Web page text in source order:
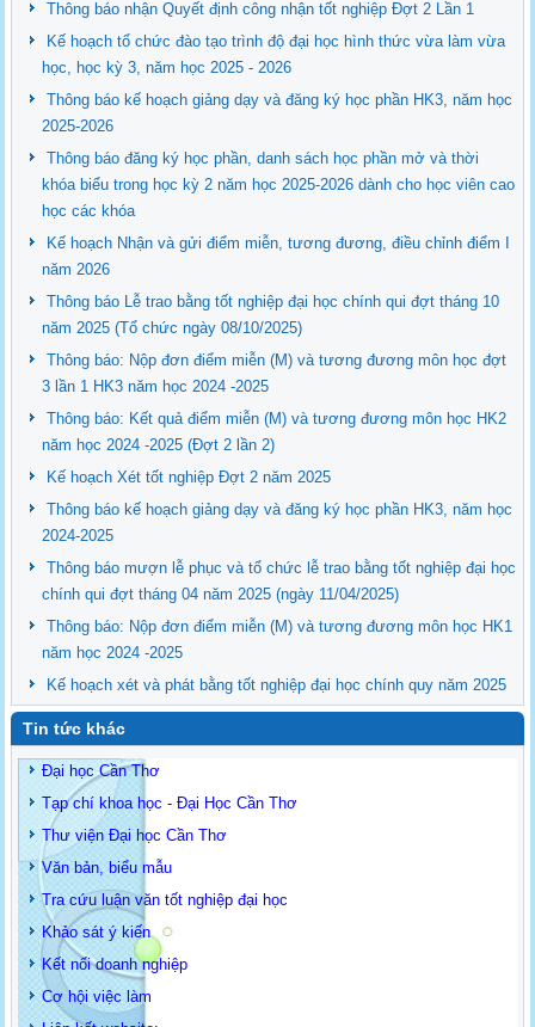
Thông báo nhận Quyết định công nhận tốt nghiệp Đợt 2 Lần 1
Kế hoạch tổ chức đào tạo trình độ đại học hình thức vừa làm vừa
học, học kỳ 3, năm học 2025 - 2026
Thông báo kế hoạch giảng dạy và đăng ký học phần HK3, năm học
2025-2026
Thông báo đăng ký học phần, danh sách học phần mở và thời
khóa biểu trong học kỳ 2 năm học 2025-2026 dành cho học viên cao
học các khóa
Kế hoạch Nhận và gửi điểm miễn, tương đương, điều chỉnh điểm I
năm 2026
Thông báo Lễ trao bằng tốt nghiệp đại học chính qui đợt tháng 10
năm 2025 (Tổ chức ngày 08/10/2025)
Thông báo: Nộp đơn điểm miễn (M) và tương đương môn học đợt
3 lần 1 HK3 năm học 2024 -2025
Thông báo: Kết quả điểm miễn (M) và tương đương môn học HK2
năm học 2024 -2025 (Đợt 2 lần 2)
Kế hoạch Xét tốt nghiệp Đợt 2 năm 2025
Thông báo kế hoạch giảng dạy và đăng ký học phần HK3, năm học
2024-2025
Thông báo mượn lễ phục và tổ chức lễ trao bằng tốt nghiệp đại học
chính qui đợt tháng 04 năm 2025 (ngày 11/04/2025)
Thông báo: Nộp đơn điểm miễn (M) và tương đương môn học HK1
năm học 2024 -2025
Kế hoạch xét và phát bằng tốt nghiệp đại học chính quy năm 2025
Tin tức khác
Đại học Cần Thơ
Tạp chí khoa học - Đại Học Cần Thơ
Thư viện Đại học Cần Thơ
Văn bản, biểu mẫu
Tra cứu luận văn tốt nghiệp đại học
Khảo sát ý kiến
Kết nối doanh nghiệp
Cơ hội việc làm